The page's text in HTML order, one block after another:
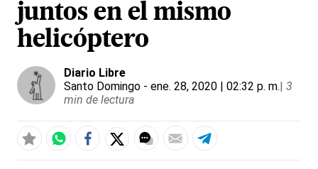
juntos en el mismo
helicóptero
Diario Libre
Santo Domingo - ene. 28, 2020 | 02:32 p. m.| 3
min de lectura